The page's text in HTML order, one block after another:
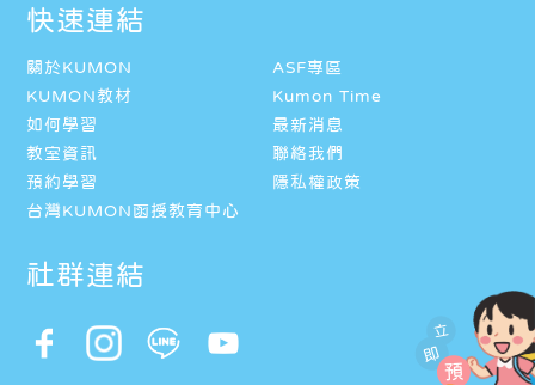
立
即
預
快速連結
關於KUMON
ASF專區
KUMON教材
Kumon Time
如何學習
最新消息
教室資訊
聯絡我們
預約學習
隱私權政策
台灣KUMON函授教育中心
社群連結